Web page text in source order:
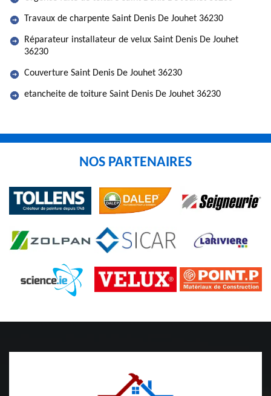
Travaux de charpente Saint Denis De Jouhet 36230
Réparateur installateur de velux Saint Denis De Jouhet
36230
Couverture Saint Denis De Jouhet 36230
etancheite de toiture Saint Denis De Jouhet 36230
NOS PARTENAIRES